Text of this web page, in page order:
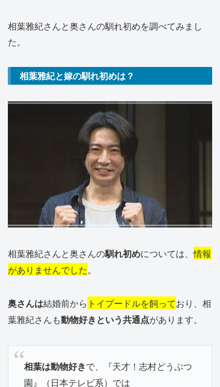
相葉雅紀さんと奥さんの馴れ初めを調べてみまし
た。
相葉雅紀と嫁の馴れ初めは？
相葉雅紀さんと奥さんの馴れ初めについては、情報
がありませんでした。
奥さんは結婚前から トイプードルを飼っており、相
葉雅紀さんも動物好きという共通点があります。
相葉は動物好きで、『天才！志村どうぶつ
園』（日本テレビ系）では